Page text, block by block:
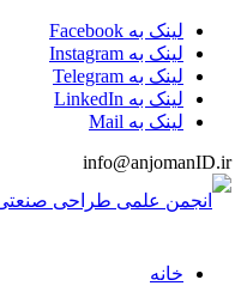
لینک به Facebook
لینک به Instagram
لینک به Telegram
لینک به LinkedIn
لینک به Mail
info@anjomanID.ir
خانه